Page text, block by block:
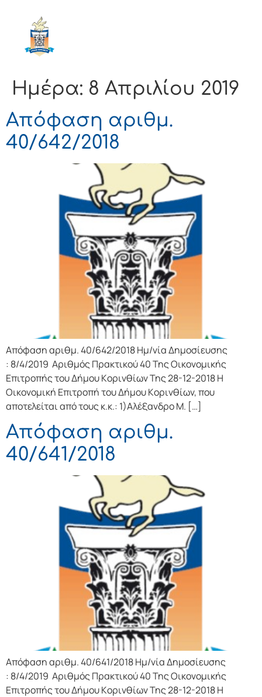
Ημέρα: 8 Απριλίου 2019
Απόφαση αριθμ.
40/642/2018
Απόφαση αριθμ. 40/642/2018 Ημ/νία Δημοσίευσης
: 8/4/2019 Αριθμός Πρακτικού 40 Της Οικονομικής
Επιτρoπής τoυ Δήμoυ Κoριvθίωv Της 28-12-2018 Η
Οικονομική Επιτρoπή τoυ Δήμoυ Κoριvθίωv, πoυ
απoτελείται από τoυς κ.κ.: 1)Αλέξανδρο Μ. […]
Απόφαση αριθμ.
40/641/2018
Απόφαση αριθμ. 40/641/2018 Ημ/νία Δημοσίευσης
: 8/4/2019 Αριθμός Πρακτικού 40 Της Οικονομικής
Επιτρoπής τoυ Δήμoυ Κoριvθίωv Της 28-12-2018 Η